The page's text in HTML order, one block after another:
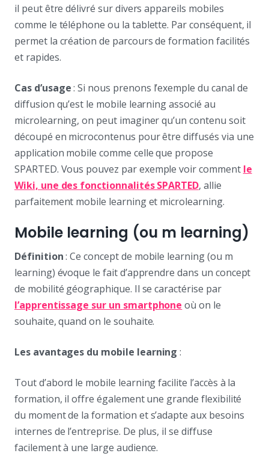
il peut être délivré sur divers appareils mobiles
comme le téléphone ou la tablette. Par conséquent, il
permet la création de parcours de formation facilités
et rapides.
Cas d’usage: Si nous prenons l’exemple du canal de
diffusion qu’est le mobile learning associé au
microlearning, on peut imaginer qu’un contenu soit
découpé en microcontenus pour être diffusés via une
application mobile comme celle que propose
SPARTED. Vous pouvez par exemple voir comment le
Wiki, une des fonctionnalités SPARTED, allie
parfaitement mobile learning et microlearning.
Mobile learning (ou m learning)
Définition: Ce concept de mobile learning (ou m
learning) évoque le fait d’apprendre dans un concept
de mobilité géographique. Il se caractérise par
l’apprentissage sur un smartphone où on le
souhaite, quand on le souhaite.
Les avantages du mobile learning:
Tout d’abord le mobile learning facilite l’accès à la
formation, il offre également une grande flexibilité
du moment de la formation et s’adapte aux besoins
internes de l’entreprise. De plus, il se diffuse
facilement à une large audience.